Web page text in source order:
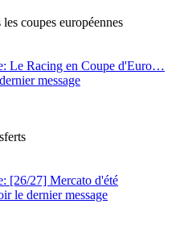
coupes européennes
Le Racing en Coupe d'Euro…
message
[26/27] Mercato d'été
le dernier message